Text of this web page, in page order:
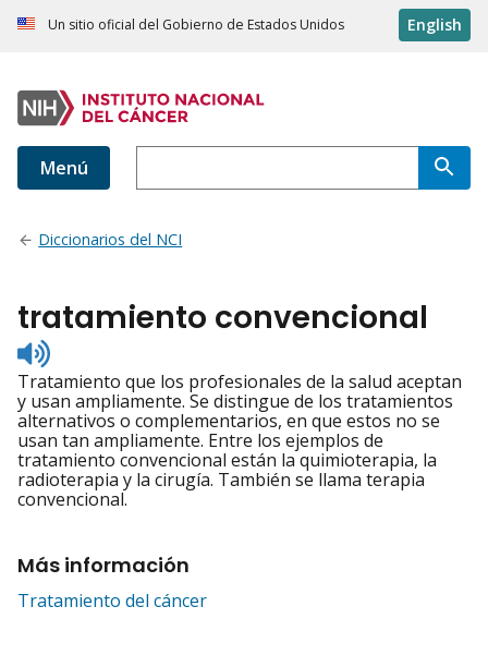
Un sitio oficial del Gobierno de Estados Unidos English
Menú
Diccionarios del NCI
tratamiento convencional
Listen
to
pronunciation
Tratamiento que los profesionales de la salud aceptan
y usan ampliamente. Se distingue de los tratamientos
alternativos o complementarios, en que estos no se
usan tan ampliamente. Entre los ejemplos de
tratamiento convencional están la quimioterapia, la
radioterapia y la cirugía. También se llama terapia
convencional.
Más información
Tratamiento del cáncer